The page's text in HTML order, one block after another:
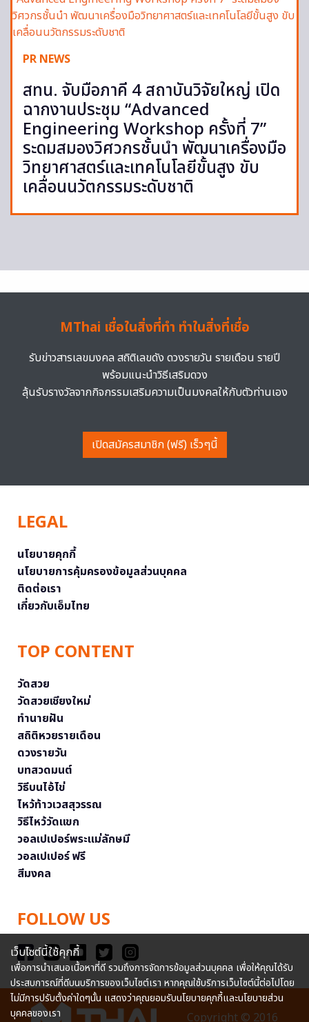
PR NEWS
สทน. จับมือภาคี 4 สถาบันวิจัยใหญ่ เปิด
ฉากงานประชุม “Advanced
Engineering Workshop ครั้งที่ 7”
ระดมสมองวิศวกรชั้นนำ พัฒนาเครื่องมือ
วิทยาศาสตร์และเทคโนโลยีขั้นสูง ขับ
เคลื่อนนวัตกรรมระดับชาติ
MThai เชื่อในสิ่งที่ทำ ทำในสิ่งที่เชื่อ
รับข่าวสารเลขมงคล สถิติเลขดัง ดวงรายวัน รายเดือน รายปี
พร้อมแนะนำวิธีเสริมดวง
ลุ้นรับรางวัลจากกิจกรรมเสริมความเป็นมงคลให้กับตัวท่านเอง
เปิดสมัครสมาชิก (ฟรี) เร็วๆนี้
LEGAL
นโยบายคุกกี้
นโยบายการคุ้มครองข้อมูลส่วนบุคคล
ติดต่อเรา
เกี่ยวกับเอ็มไทย
TOP CONTENT
วัดสวย
วัดสวยเชียงใหม่
ทำนายฝัน
สถิติหวยรายเดือน
ดวงรายวัน
บทสวดมนต์
วิธีบนไอ้ไข่
ไหว้ท้าวเวสสุวรรณ
วิธีไหว้วัดแขก
วอลเปเปอร์พระแม่ลักษมี
วอลเปเปอร์ ฟรี
สีมงคล
FOLLOW US
Copyright © 2016
เว็บไซต์นี้ใช้คุกกี้
เพื่อการนำเสนอเนื้อหาที่ดี รวมถึงการจัดการข้อมูลส่วนบุคคล เพื่อให้คุณได้รับ
ประสบการณ์ที่ดีบนบริการของเว็บไซต์เรา หากคุณใช้บริการเว็บไซต์นี้ต่อไปโดย
ไม่มีการปรับตั้งค่าใดๆนั้น แสดงว่าคุณยอมรับนโยบายคุกกี้และนโยบายส่วน
บุคคลของเรา